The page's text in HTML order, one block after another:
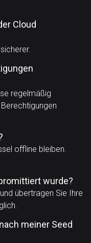
Cloud
regelmäßig
offline bleiben.
wurde?
übertragen Sie Ihre
meiner Seed